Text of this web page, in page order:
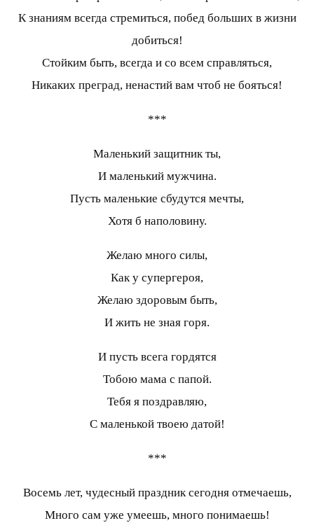
К знаниям всегда стремиться, побед больших в жизни
добиться!
Стойким быть, всегда и со всем справляться,
Никаких преград, ненастий вам чтоб не бояться!
***
Маленький защитник ты,
И маленький мужчина.
Пусть маленькие сбудутся мечты,
Хотя б наполовину.
Желаю много силы,
Как у супергероя,
Желаю здоровым быть,
И жить не зная горя.
И пусть всега гордятся
Тобою мама с папой.
Тебя я поздравляю,
С маленькой твоею датой!
***
Восемь лет, чудесный праздник сегодня отмечаешь,
Много сам уже умеешь, много понимаешь!